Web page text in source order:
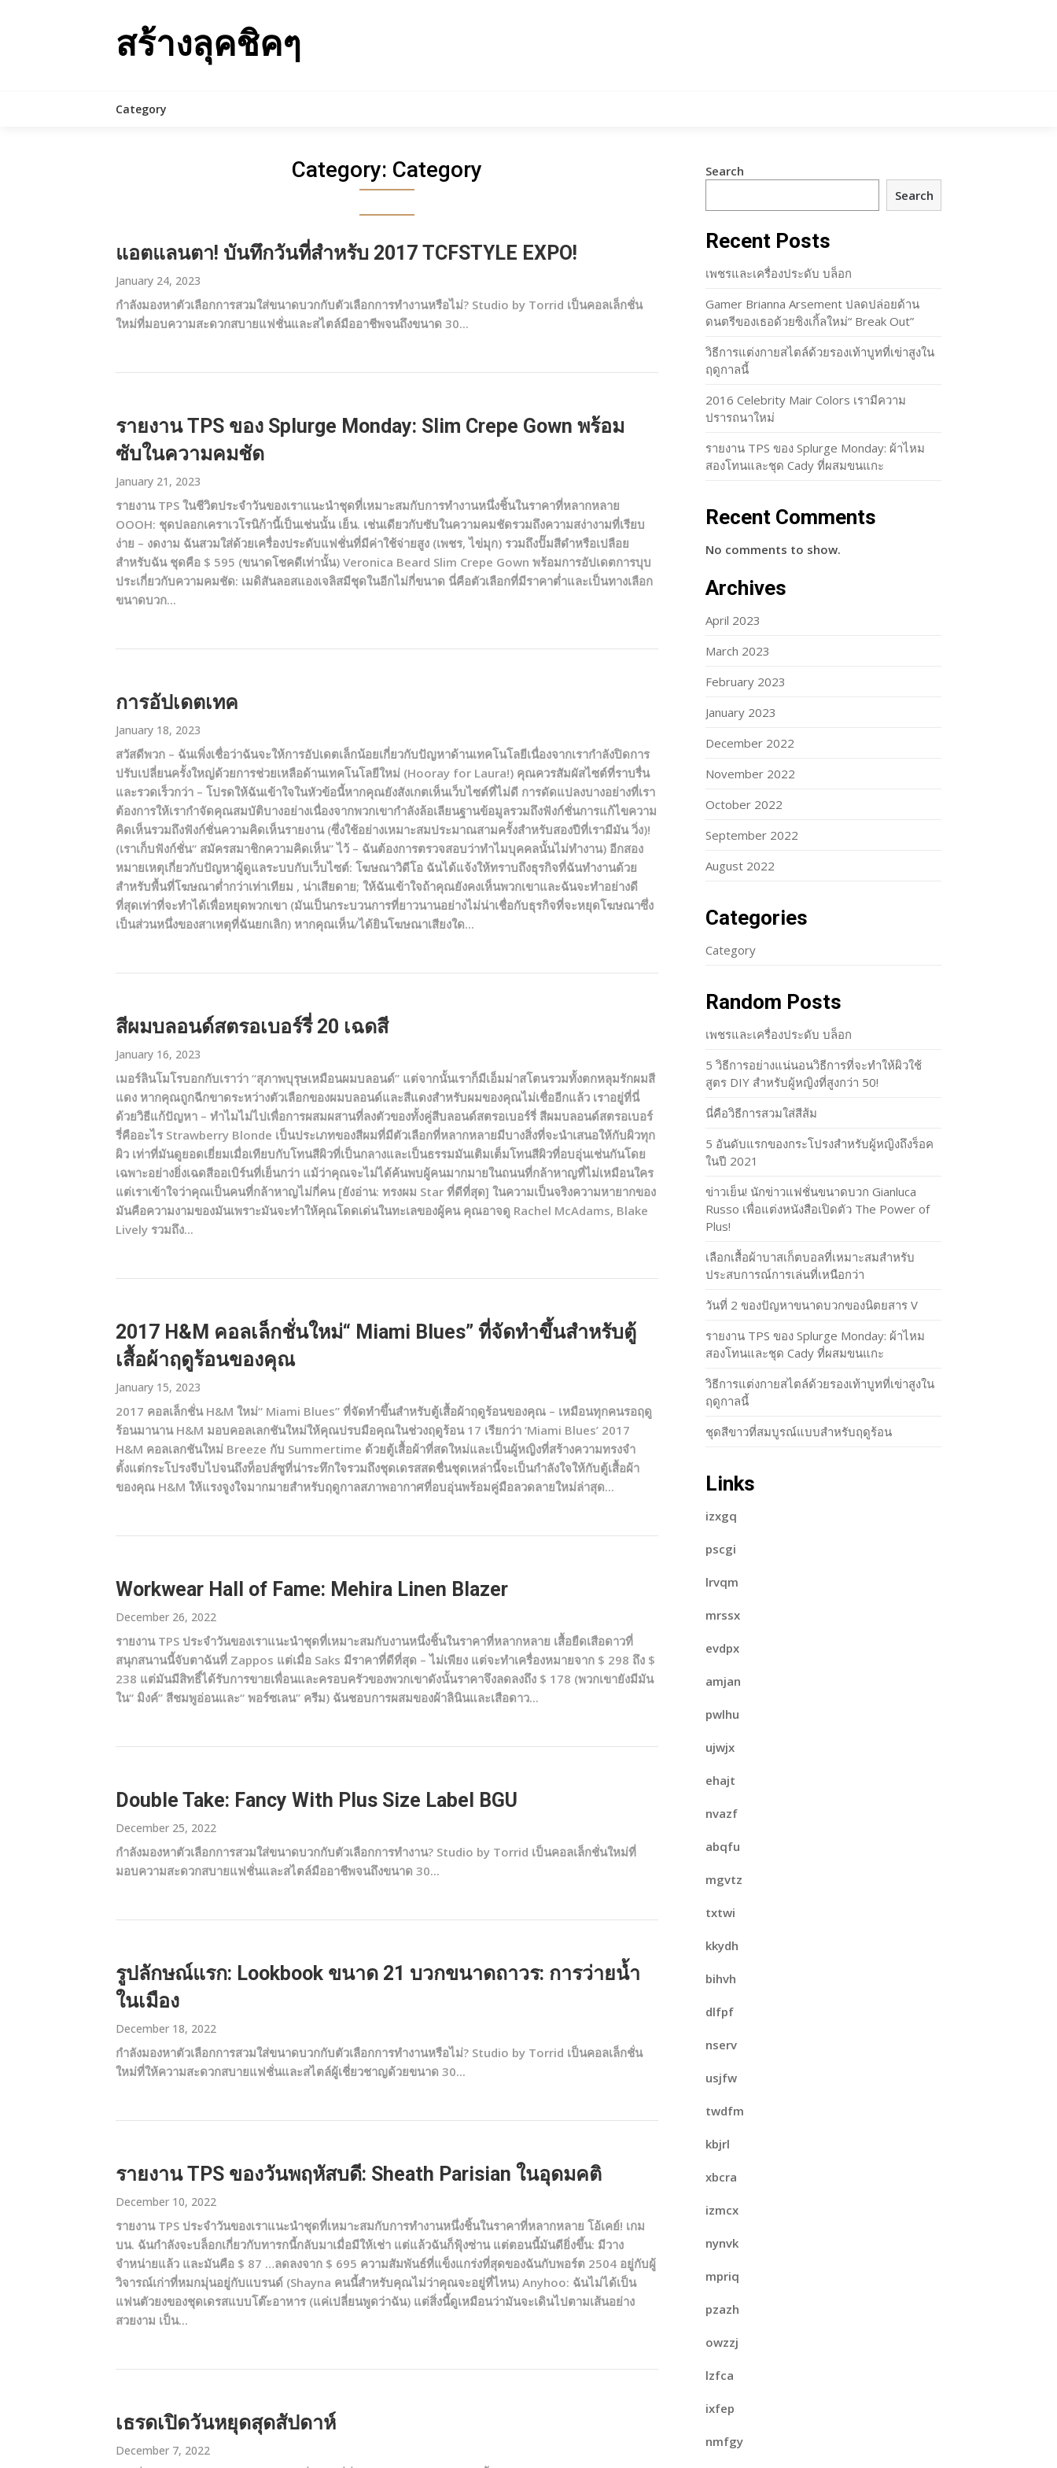
สร้างลุคชิคๆ
Category
Category: Category
แอตแลนตา! บันทึกวันที่สำหรับ 2017 TCFSTYLE EXPO!
January 24, 2023
กำลังมองหาตัวเลือกการสวมใส่ขนาดบวกกับตัวเลือกการทำงานหรือไม่? Studio by Torrid เป็นคอลเล็กชั่น
ใหม่ที่มอบความสะดวกสบายแฟชั่นและสไตล์มืออาชีพจนถึงขนาด 30...
รายงาน TPS ของ Splurge Monday: Slim Crepe Gown พร้อม
ซับในความคมชัด
January 21, 2023
รายงาน TPS ในชีวิตประจำวันของเราแนะนำชุดที่เหมาะสมกับการทำงานหนึ่งชิ้นในราคาที่หลากหลาย
OOOH: ชุดปลอกเคราเวโรนิก้านี้เป็นเช่นนั้น เย็น. เช่นเดียวกับซับในความคมชัดรวมถึงความสง่างามที่เรียบ
ง่าย – งดงาม ฉันสวมใส่ด้วยเครื่องประดับแฟชั่นที่มีค่าใช้จ่ายสูง (เพชร, ไข่มุก) รวมถึงปั๊มสีดำหรือเปลือย
สำหรับฉัน ชุดคือ $ 595 (ขนาดโชคดีเท่านั้น) Veronica Beard Slim Crepe Gown พร้อมการอัปเดตการบุบ
ประเกี่ยวกับความคมชัด: เมดิสันลอสแองเจลิสมีชุดในอีกไม่กี่ขนาด นี่คือตัวเลือกที่มีราคาต่ำและเป็นทางเลือก
ขนาดบวก...
การอัปเดตเทค
January 18, 2023
สวัสดีพวก – ฉันเพิ่งเชื่อว่าฉันจะให้การอัปเดตเล็กน้อยเกี่ยวกับปัญหาด้านเทคโนโลยีเนื่องจากเรากำลังปิดการ
ปรับเปลี่ยนครั้งใหญ่ด้วยการช่วยเหลือด้านเทคโนโลยีใหม่ (Hooray for Laura!) คุณควรสัมผัสไซต์ที่ราบรื่น
และรวดเร็วกว่า – โปรดให้ฉันเข้าใจในหัวข้อนี้หากคุณยังสังเกตเห็นเว็บไซต์ที่ไม่ดี การดัดแปลงบางอย่างที่เรา
ต้องการให้เรากำจัดคุณสมบัติบางอย่างเนื่องจากพวกเขากำลังล้อเลียนฐานข้อมูลรวมถึงฟังก์ชั่นการแก้ไขความ
คิดเห็นรวมถึงฟังก์ชั่นความคิดเห็นรายงาน (ซึ่งใช้อย่างเหมาะสมประมาณสามครั้งสำหรับสองปีที่เรามีมัน วิ่ง)!
(เราเก็บฟังก์ชั่น“ สมัครสมาชิกความคิดเห็น” ไว้ – ฉันต้องการตรวจสอบว่าทำไมบุคคลนั้นไม่ทำงาน) อีกสอง
หมายเหตุเกี่ยวกับปัญหาผู้ดูแลระบบกับเว็บไซต์: โฆษณาวิดีโอ ฉันได้แจ้งให้ทราบถึงธุรกิจที่ฉันทำงานด้วย
สำหรับพื้นที่โฆษณาต่ำกว่าเท่าเทียม , น่าเสียดาย; ให้ฉันเข้าใจถ้าคุณยังคงเห็นพวกเขาและฉันจะทำอย่างดี
ที่สุดเท่าที่จะทำได้เพื่อหยุดพวกเขา (มันเป็นกระบวนการที่ยาวนานอย่างไม่น่าเชื่อกับธุรกิจที่จะหยุดโฆษณาซึ่ง
เป็นส่วนหนึ่งของสาเหตุที่ฉันยกเลิก) หากคุณเห็น/ได้ยินโฆษณาเสียงใด...
สีผมบลอนด์สตรอเบอร์รี่ 20 เฉดสี
January 16, 2023
เมอร์ลินโมโรบอกกับเราว่า “สุภาพบุรุษเหมือนผมบลอนด์” แต่จากนั้นเราก็มีเอ็มม่าสโตนรวมทั้งตกหลุมรักผมสี
แดง หากคุณถูกฉีกขาดระหว่างตัวเลือกของผมบลอนด์และสีแดงสำหรับผมของคุณไม่เชื่ออีกแล้ว เราอยู่ที่นี่
ด้วยวิธีแก้ปัญหา – ทำไมไม่ไปเพื่อการผสมผสานที่ลงตัวของทั้งคู่สีบลอนด์สตรอเบอร์รี่ สีผมบลอนด์สตรอเบอร์
รี่คืออะไร Strawberry Blonde เป็นประเภทของสีผมที่มีตัวเลือกที่หลากหลายมีบางสิ่งที่จะนำเสนอให้กับผิวทุก
ผิว เท่าที่มันดูยอดเยี่ยมเมื่อเทียบกับโทนสีผิวที่เป็นกลางและเป็นธรรมมันเติมเต็มโทนสีผิวที่อบอุ่นเช่นกันโดย
เฉพาะอย่างยิ่งเฉดสีออเบิร์นที่เย็นกว่า แม้ว่าคุณจะไม่ได้ค้นพบผู้คนมากมายในถนนที่กล้าหาญที่ไม่เหมือนใคร
แต่เราเข้าใจว่าคุณเป็นคนที่กล้าหาญไม่กี่คน [ยังอ่าน: ทรงผม Star ที่ดีที่สุด] ในความเป็นจริงความหายากของ
มันคือความงามของมันเพราะมันจะทำให้คุณโดดเด่นในทะเลของผู้คน คุณอาจดู Rachel McAdams, Blake
Lively รวมถึง...
2017 H&M คอลเล็กชั่นใหม่“ Miami Blues” ที่จัดทำขึ้นสำหรับตู้
เสื้อผ้าฤดูร้อนของคุณ
January 15, 2023
2017 คอลเล็กชั่น H&M ใหม่“ Miami Blues” ที่จัดทำขึ้นสำหรับตู้เสื้อผ้าฤดูร้อนของคุณ – เหมือนทุกคนรอฤดู
ร้อนมานาน H&M มอบคอลเลกชันใหม่ให้คุณปรบมือคุณในช่วงฤดูร้อน 17 เรียกว่า ‘Miami Blues’ 2017
H&M คอลเลกชันใหม่ Breeze กับ Summertime ด้วยตู้เสื้อผ้าที่สดใหม่และเป็นผู้หญิงที่สร้างความทรงจำ
ตั้งแต่กระโปรงจีบไปจนถึงท็อปส์ซูที่น่าระทึกใจรวมถึงชุดเดรสสดชื่นชุดเหล่านี้จะเป็นกำลังใจให้กับตู้เสื้อผ้า
ของคุณ H&M ให้แรงจูงใจมากมายสำหรับฤดูกาลสภาพอากาศที่อบอุ่นพร้อมคู่มือลวดลายใหม่ล่าสุด...
Workwear Hall of Fame: Mehira Linen Blazer
December 26, 2022
รายงาน TPS ประจำวันของเราแนะนำชุดที่เหมาะสมกับงานหนึ่งชิ้นในราคาที่หลากหลาย เสื้อยืดเสือดาวที่
สนุกสนานนี้จับตาฉันที่ Zappos แต่เมื่อ Saks มีราคาที่ดีที่สุด – ไม่เพียง แต่จะทำเครื่องหมายจาก $ 298 ถึง $
238 แต่มันมีสิทธิ์ได้รับการขายเพื่อนและครอบครัวของพวกเขาดังนั้นราคาจึงลดลงถึง $ 178 (พวกเขายังมีมัน
ใน“ มิงค์” สีชมพูอ่อนและ“ พอร์ซเลน” ครีม) ฉันชอบการผสมของผ้าลินินและเสือดาว...
Double Take: Fancy With Plus Size Label BGU
December 25, 2022
กำลังมองหาตัวเลือกการสวมใส่ขนาดบวกกับตัวเลือกการทำงาน? Studio by Torrid เป็นคอลเล็กชั่นใหม่ที่
มอบความสะดวกสบายแฟชั่นและสไตล์มืออาชีพจนถึงขนาด 30...
รูปลักษณ์แรก: Lookbook ขนาด 21 บวกขนาดถาวร: การว่ายน้ำ
ในเมือง
December 18, 2022
กำลังมองหาตัวเลือกการสวมใส่ขนาดบวกกับตัวเลือกการทำงานหรือไม่? Studio by Torrid เป็นคอลเล็กชั่น
ใหม่ที่ให้ความสะดวกสบายแฟชั่นและสไตล์ผู้เชี่ยวชาญด้วยขนาด 30...
รายงาน TPS ของวันพฤหัสบดี: Sheath Parisian ในอุดมคติ
December 10, 2022
รายงาน TPS ประจำวันของเราแนะนำชุดที่เหมาะสมกับการทำงานหนึ่งชิ้นในราคาที่หลากหลาย โอ้เคย์! เกม
บน. ฉันกำลังจะบล็อกเกี่ยวกับทารกนี้กลับมาเมื่อมีให้เช่า แต่แล้วฉันก็ฟุ้งซ่าน แต่ตอนนี้มันดียิ่งขึ้น: มีวาง
จำหน่ายแล้ว และมันคือ $ 87 …ลดลงจาก $ 695 ความสัมพันธ์ที่แข็งแกร่งที่สุดของฉันกับพอร์ต 2504 อยู่กับผู้
วิจารณ์เก่าที่หมกมุ่นอยู่กับแบรนด์ (Shayna คนนี้สำหรับคุณไม่ว่าคุณจะอยู่ที่ไหน) Anyhoo: ฉันไม่ได้เป็น
แฟนตัวยงของชุดเดรสแบบโต๊ะอาหาร (แค่เปลี่ยนพูดว่าฉัน) แต่สิ่งนี้ดูเหมือนว่ามันจะเดินไปตามเส้นอย่าง
สวยงาม เป็น...
เธรดเปิดวันหยุดสุดสัปดาห์
December 7, 2022
Search
Search
Recent Posts
เพชรและเครื่องประดับ บล็อก
Gamer Brianna Arsement ปลดปล่อยด้าน
ดนตรีของเธอด้วยซิงเกิ้ลใหม่“ Break Out”
วิธีการแต่งกายสไตล์ด้วยรองเท้าบูทที่เข่าสูงใน
ฤดูกาลนี้
2016 Celebrity Mair Colors เรามีความ
ปรารถนาใหม่
รายงาน TPS ของ Splurge Monday: ผ้าไหม
สองโทนและชุด Cady ที่ผสมขนแกะ
Recent Comments
No comments to show.
Archives
April 2023
March 2023
February 2023
January 2023
December 2022
November 2022
October 2022
September 2022
August 2022
Categories
Category
Random Posts
เพชรและเครื่องประดับ บล็อก
5 วิธีการอย่างแน่นอนวิธีการที่จะทำให้ผิวใช้
สูตร DIY สำหรับผู้หญิงที่สูงกว่า 50!
นี่คือวิธีการสวมใส่สีส้ม
5 อันดับแรกของกระโปรงสำหรับผู้หญิงถึงร็อค
ในปี 2021
ข่าวเย็น! นักข่าวแฟชั่นขนาดบวก Gianluca
Russo เพื่อแต่งหนังสือเปิดตัว The Power of
Plus!
เลือกเสื้อผ้าบาสเก็ตบอลที่เหมาะสมสำหรับ
ประสบการณ์การเล่นที่เหนือกว่า
วันที่ 2 ของปัญหาขนาดบวกของนิตยสาร V
รายงาน TPS ของ Splurge Monday: ผ้าไหม
สองโทนและชุด Cady ที่ผสมขนแกะ
วิธีการแต่งกายสไตล์ด้วยรองเท้าบูทที่เข่าสูงใน
ฤดูกาลนี้
ชุดสีขาวที่สมบูรณ์แบบสำหรับฤดูร้อน
Links
izxgq
pscgi
lrvqm
mrssx
evdpx
amjan
pwlhu
ujwjx
ehajt
nvazf
abqfu
mgvtz
txtwi
kkydh
bihvh
dlfpf
nserv
usjfw
twdfm
kbjrl
xbcra
izmcx
nynvk
mpriq
pzazh
owzzj
lzfca
ixfep
nmfgy